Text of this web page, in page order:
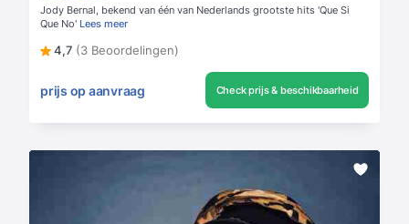
Jody Bernal, bekend van één van Nederlands grootste hits 'Que Si
Que No' Lees meer
4,7 (3 Beoordelingen)
prijs op aanvraag Check prijs & beschikbaarheid